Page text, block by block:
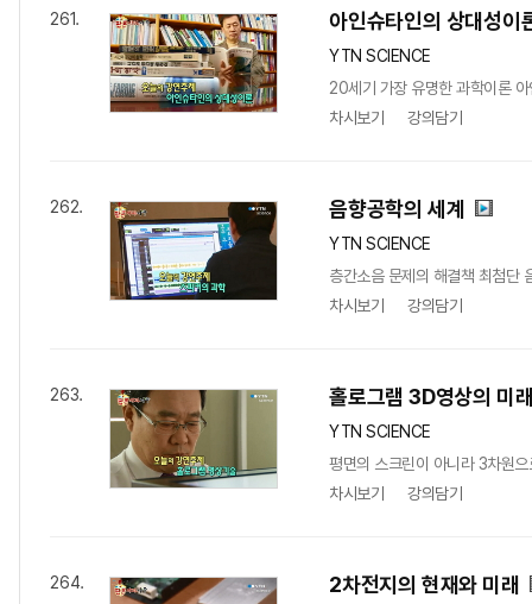
261. 아인슈타인의 상대성이
YTN SCIENCE
20세기 가장 유명한 과학이론
차시보기
강의담기
262. 음향공학의 세계
YTN SCIENCE
층간소음 문제의 해결책 최첨단
차시보기
강의담기
263. 홀로그램 3D영상의 미
YTN SCIENCE
평면의 스크린이 아니라 3차원
차시보기
강의담기
264. 2차전지의 현재와 미래